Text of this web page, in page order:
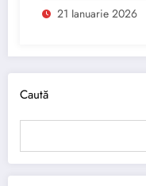
21 Ianuarie 2026
Caută